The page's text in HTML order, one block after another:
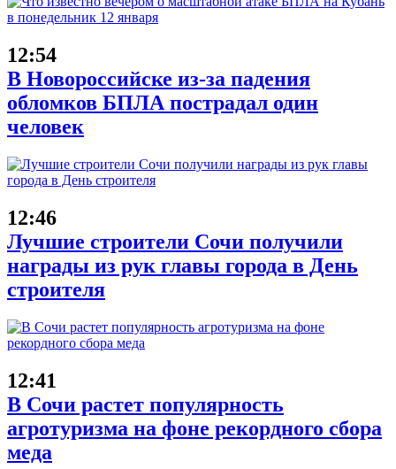
12:54
В Новороссийске из-за падения
обломков БПЛА пострадал один
человек
12:46
Лучшие строители Сочи получили
награды из рук главы города в День
строителя
12:41
В Сочи растет популярность
агротуризма на фоне рекордного сбора
меда